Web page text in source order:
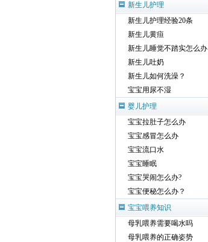
新生儿护理
新生儿护理经验20条
新生儿黄疸
新生儿睡觉不踏实怎么办
新生儿吐奶
新生儿如何洗澡？
宝宝用尿不湿
婴儿护理
宝宝拉肚子怎么办
宝宝感冒怎么办
宝宝流口水
宝宝睡眠
宝宝哭闹怎么办?
宝宝便秘怎么办？
宝宝喂养知识
母乳喂养需要喝水吗
母乳喂养的正确姿势